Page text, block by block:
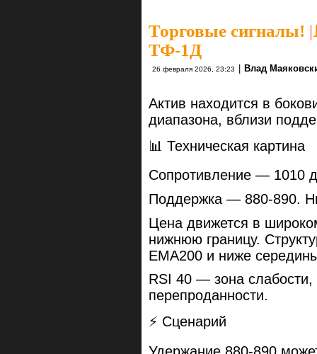
Торговые сигналы! |
ТФ-1Д
26 февраля 2026, 23:23 | Влад
Актив находится в
диапазона, вблизи
📊 Техническая картина
Сопротивление — 1010
Поддержка — 880-890.
Цена движется в
нижнюю границу.
EMA200 и ниже
RSI 40 — зона слабости,
перепроданности.
⚡️ Сценарий
Удержание 880-890